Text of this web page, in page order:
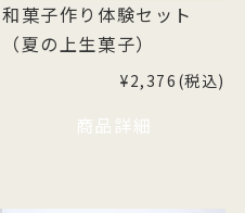
和菓子作り体験セット
（夏の上生菓子）
¥2,376(税込)
商品詳細